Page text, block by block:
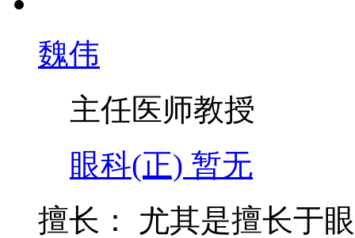
魏伟
主任医师教授
眼科(正) 暂无
擅长：
尤其是擅长于